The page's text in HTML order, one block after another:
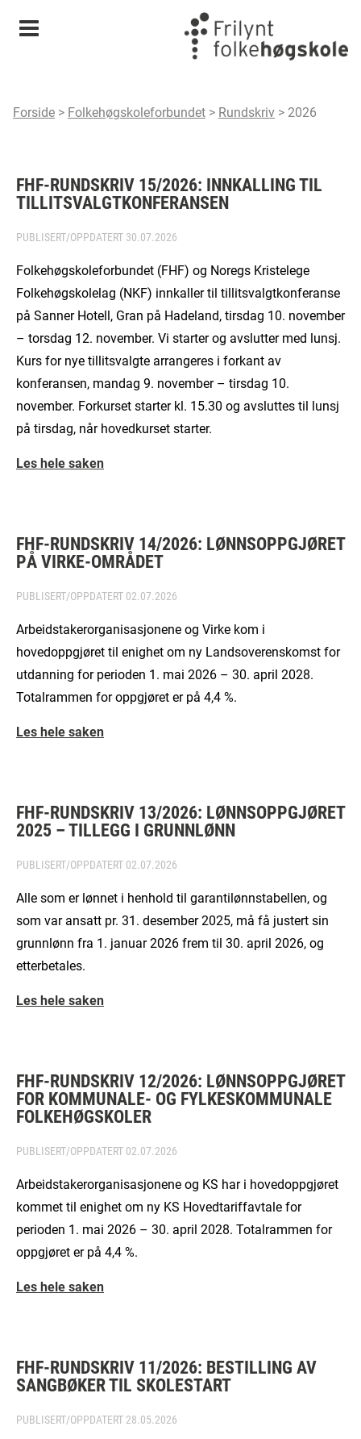
Meny
Forside > Folkehøgskoleforbundet > Rundskriv > 2026
FHF-RUNDSKRIV 15/2026: INNKALLING TIL
TILLITSVALGTKONFERANSEN
PUBLISERT/OPPDATERT 30.07.2026
Folkehøgskoleforbundet (FHF) og Noregs Kristelege
Folkehøgskolelag (NKF) innkaller til tillitsvalgtkonferanse
på Sanner Hotell, Gran på Hadeland, tirsdag 10. november
– torsdag 12. november. Vi starter og avslutter med lunsj.
Kurs for nye tillitsvalgte arrangeres i forkant av
konferansen, mandag 9. november – tirsdag 10.
november. Forkurset starter kl. 15.30 og avsluttes til lunsj
på tirsdag, når hovedkurset starter.
Les hele saken
FHF-RUNDSKRIV 14/2026: LØNNSOPPGJØRET
PÅ VIRKE-OMRÅDET
PUBLISERT/OPPDATERT 02.07.2026
Arbeidstakerorganisasjonene og Virke kom i
hovedoppgjøret til enighet om ny Landsoverenskomst for
utdanning for perioden 1. mai 2026 – 30. april 2028.
Totalrammen for oppgjøret er på 4,4 %.
Les hele saken
FHF-RUNDSKRIV 13/2026: LØNNSOPPGJØRET
2025 – TILLEGG I GRUNNLØNN
PUBLISERT/OPPDATERT 02.07.2026
Alle som er lønnet i henhold til garantilønnstabellen, og
som var ansatt pr. 31. desember 2025, må få justert sin
grunnlønn fra 1. januar 2026 frem til 30. april 2026, og
etterbetales.
Les hele saken
FHF-RUNDSKRIV 12/2026: LØNNSOPPGJØRET
FOR KOMMUNALE- OG FYLKESKOMMUNALE
FOLKEHØGSKOLER
PUBLISERT/OPPDATERT 02.07.2026
Arbeidstakerorganisasjonene og KS har i hovedoppgjøret
kommet til enighet om ny KS Hovedtariffavtale for
perioden 1. mai 2026 – 30. april 2028. Totalrammen for
oppgjøret er på 4,4 %.
Les hele saken
FHF-RUNDSKRIV 11/2026: BESTILLING AV
SANGBØKER TIL SKOLESTART
PUBLISERT/OPPDATERT 28.05.2026